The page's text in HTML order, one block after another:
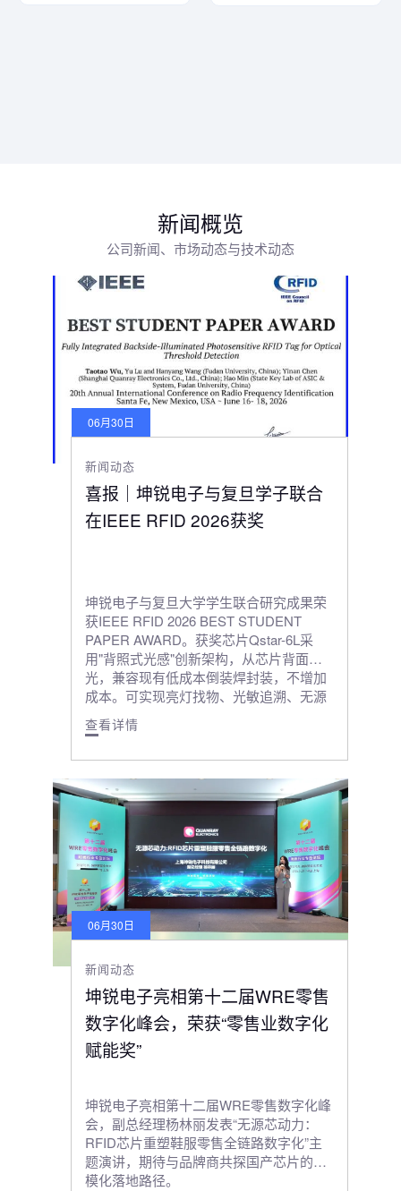
新闻概览
公司新闻、市场动态与技术动态
06月30日
新闻动态
喜报｜坤锐电子与复旦学子联合
在IEEE RFID 2026获奖
坤锐电子与复旦大学学生联合研究成果荣
获IEEE RFID 2026 BEST STUDENT
PAPER AWARD。获奖芯片Qstar-6L采
用"背照式光感"创新架构，从芯片背面进
光，兼容现有低成本倒装焊封装，不增加
成本。可实现亮灯找物、光敏追溯、无源
传感监测（湿度、螺栓松动）等应用。
查看详情
06月30日
新闻动态
坤锐电子亮相第十二届WRE零售
数字化峰会，荣获“零售业数字化
赋能奖”
坤锐电子亮相第十二届WRE零售数字化峰
会，副总经理杨林丽发表“无源芯动力：
RFID芯片重塑鞋服零售全链路数字化”主
题演讲，期待与品牌商共探国产芯片的规
模化落地路径。